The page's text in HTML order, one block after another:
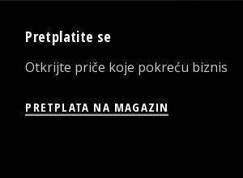
Pretplatite se
Otkrijte priče koje pokreću biznis
PRETPLATA NA MAGAZIN